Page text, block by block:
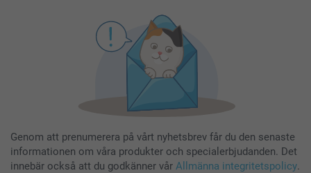
Genom att prenumerera på vårt nyhetsbrev får du den senaste
informationen om våra produkter och specialerbjudanden. Det
innebär också att du godkänner vår Allmänna integritetspolicy.